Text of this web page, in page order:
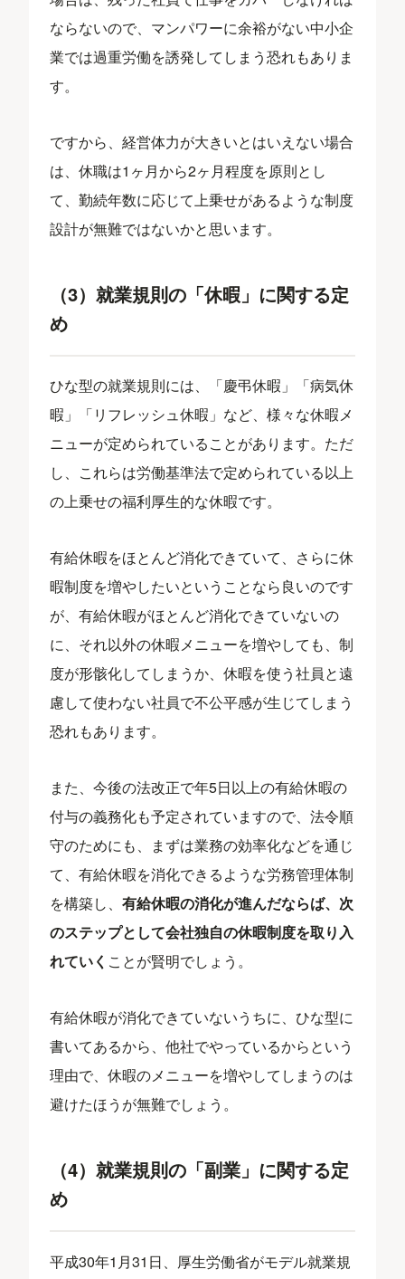
ならないので、マンパワーに余裕がない中小企
業では過重労働を誘発してしまう恐れもありま
す。
ですから、経営体力が大きいとはいえない場合
は、休職は1ヶ月から2ヶ月程度を原則とし
て、勤続年数に応じて上乗せがあるような制度
設計が無難ではないかと思います。
（3）就業規則の「休暇」に関する定
め
ひな型の就業規則には、「慶弔休暇」「病気休
暇」「リフレッシュ休暇」など、様々な休暇メ
ニューが定められていることがあります。ただ
し、これらは労働基準法で定められている以上
の上乗せの福利厚生的な休暇です。
有給休暇をほとんど消化できていて、さらに休
暇制度を増やしたいということなら良いのです
が、有給休暇がほとんど消化できていないの
に、それ以外の休暇メニューを増やしても、制
度が形骸化してしまうか、休暇を使う社員と遠
慮して使わない社員で不公平感が生じてしまう
恐れもあります。
また、今後の法改正で年5日以上の有給休暇の
付与の義務化も予定されていますので、法令順
守のためにも、まずは業務の効率化などを通じ
て、有給休暇を消化できるような労務管理体制
を構築し、有給休暇の消化が進んだならば、次
のステップとして会社独自の休暇制度を取り入
れていく ことが賢明でしょう。
有給休暇が消化できていないうちに、ひな型に
書いてあるから、他社でやっているからという
理由で、休暇のメニューを増やしてしまうのは
避けたほうが無難でしょう。
（4）就業規則の「副業」に関する定
め
平成30年1月31日、厚生労働省がモデル就業規